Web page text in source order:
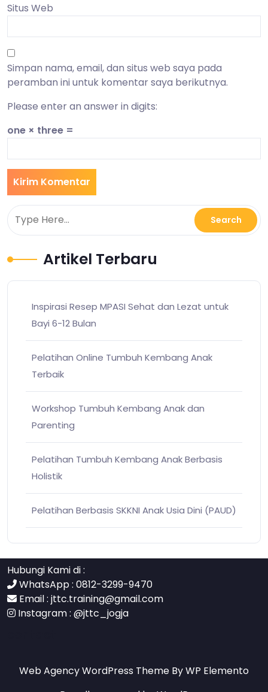
Situs Web
Simpan nama, email, dan situs web saya pada
peramban ini untuk komentar saya berikutnya.
Please enter an answer in digits:
one × three =
Artikel Terbaru
Inspirasi Resep MPASI Sehat dan Lezat untuk
Bayi 6-12 Bulan
Pelatihan Online Tumbuh Kembang Anak
Terbaik
Workshop Tumbuh Kembang Anak dan
Parenting
Pelatihan Tumbuh Kembang Anak Berbasis
Holistik
Pelatihan Berbasis SKKNI Anak Usia Dini (PAUD)
Hubungi Kami di :
WhatsApp : 0812-3299-9470
Email : jttc.training@gmail.com
Instagram : @jttc_jogja
Web Agency WordPress Theme By WP Elemento